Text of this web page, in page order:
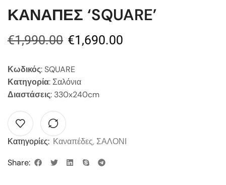
ΚΑΝΑΠΕΣ ‘SQUARE’
€1,990.00 €1,690.00
Κωδικός: SQUARE
Κατηγορία: Σαλόνια
Διαστάσεις: 330x240cm
Κατηγορίες: Καναπέδες, ΣΑΛΟΝΙ
Share: